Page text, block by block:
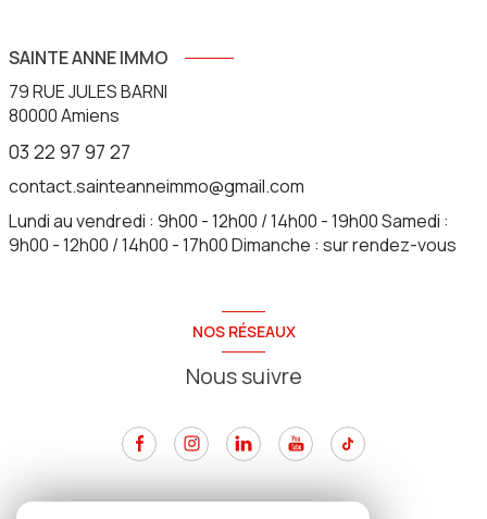
SAINTE ANNE IMMO
79 RUE JULES BARNI
80000Amiens
03 22 97 97 27
contact.sainteanneimmo@gmail.com
Lundi au vendredi : 9h00 - 12h00 / 14h00 - 19h00 Samedi :
9h00 - 12h00 / 14h00 - 17h00 Dimanche : sur rendez-vous
NOS RÉSEAUX
Nous suivre